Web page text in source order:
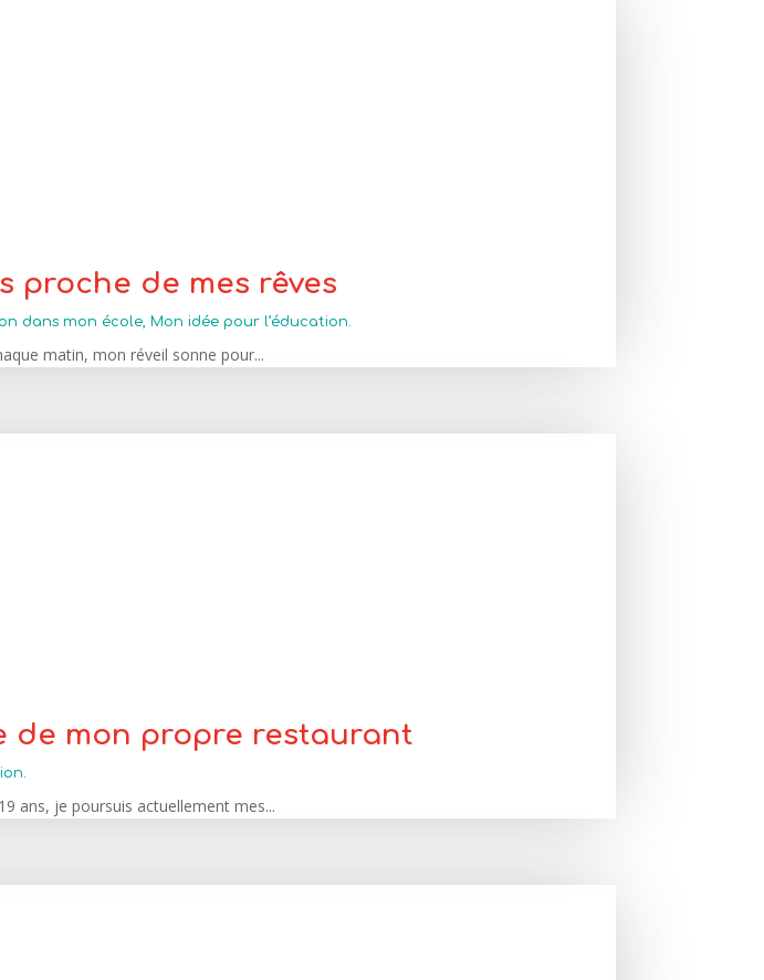
proche de mes rêves
dans mon école, Mon idée pour l’éducation.
matin, mon réveil sonne pour...
de mon propre restaurant
ans, je poursuis actuellement mes...